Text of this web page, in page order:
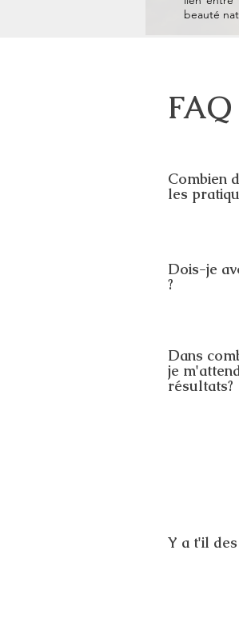
beauté
Combien
les
Dois-je
?
Dans
je
résultats?
Y a t'il